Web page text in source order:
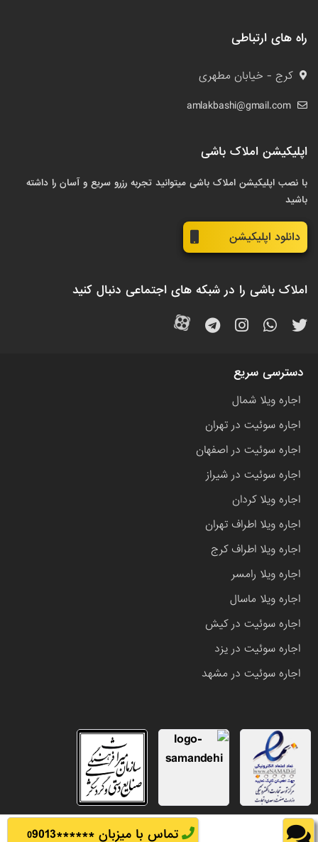
تماس با میزبان ****** 09013
راه های ارتباطی
کرج - خیابان مطهری
amlakbashi@gmail.com
اپلیکیشن املاک باشی
با نصب اپلیکیشن املاک باشی میتوانید تجربه رزرو سریع و آسان را داشته
باشید
دانلود اپلیکیشن
املاک باشی را در شبکه های اجتماعی دنبال کنید
دسترسی سریع
اجاره ویلا شمال
اجاره سوئیت در تهران
اجاره سوئیت در اصفهان
اجاره سوئیت در شیراز
اجاره ویلا کردان
اجاره ویلا اطراف تهران
اجاره ویلا اطراف کرج
اجاره ویلا رامسر
اجاره ویلا ماسال
اجاره سوئیت در کیش
اجاره سوئیت در یزد
اجاره سوئیت در مشهد
تمامی حقوق این وب سایت متعلق به املاک باشی می باشد.